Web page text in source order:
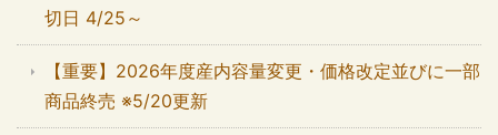
切日 4/25～
【重要】2026年度産内容量変更・価格改定並びに一部
商品終売 ※5/20更新